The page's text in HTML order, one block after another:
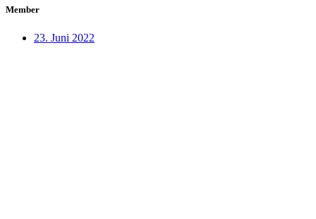
Member
23. Juni 2022